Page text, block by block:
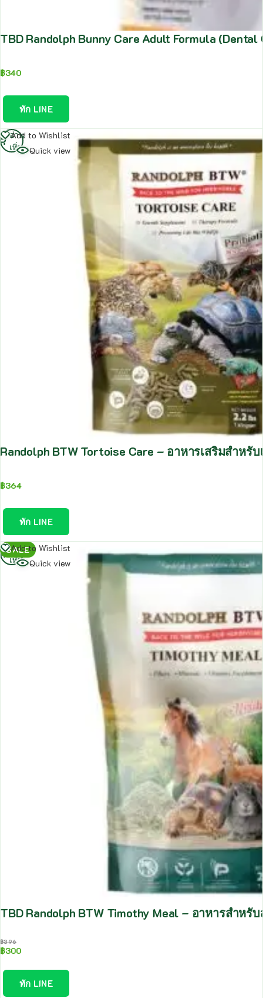
TBD Randolph Bunny Care Adult Formula
฿340
ทัก LINE
Add to Wishlist
Quick view
Randolph BTW Tortoise Care – อาหารเสริมสำหรั
฿364
ทัก LINE
อ่าน
เพิ่ม
SALE
Add to Wishlist
Quick view
TBD Randolph BTW Timothy Meal – อาหารสำห
฿396
฿300
ทัก LINE
อ่าน
เพิ่ม